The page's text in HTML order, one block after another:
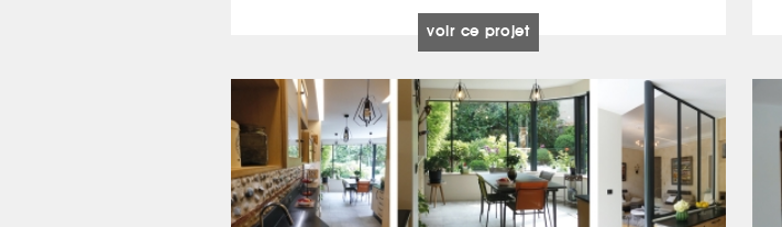
voir ce projet